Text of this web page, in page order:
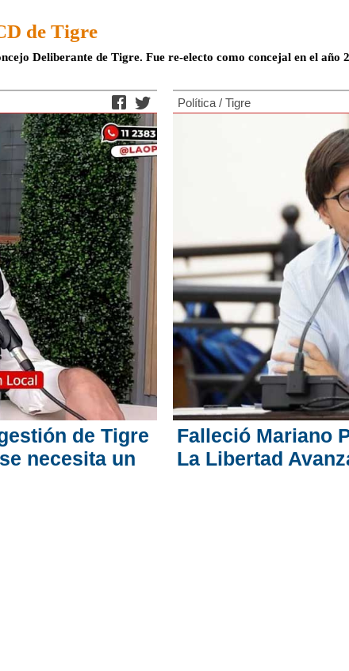
de Tigre
Deliberante de Tigre. Fue re-electo como concejal en el
de Tigre
necesita un
Política / Tigre
Falleció Mariano
La Libertad